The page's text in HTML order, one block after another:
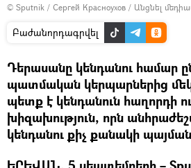
© Sputnik / Сергей Красноухов / Անցնել
Բաժանորդագրվել
Դերասանը կենդանու համար
պատմական կերպարներից
պետք է կենդանուն հաղորդի
խիզախություն, որն
կենդանու քիչ քանակի